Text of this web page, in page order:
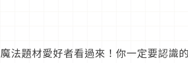
魔法題材愛好者看過來！你一定要認識